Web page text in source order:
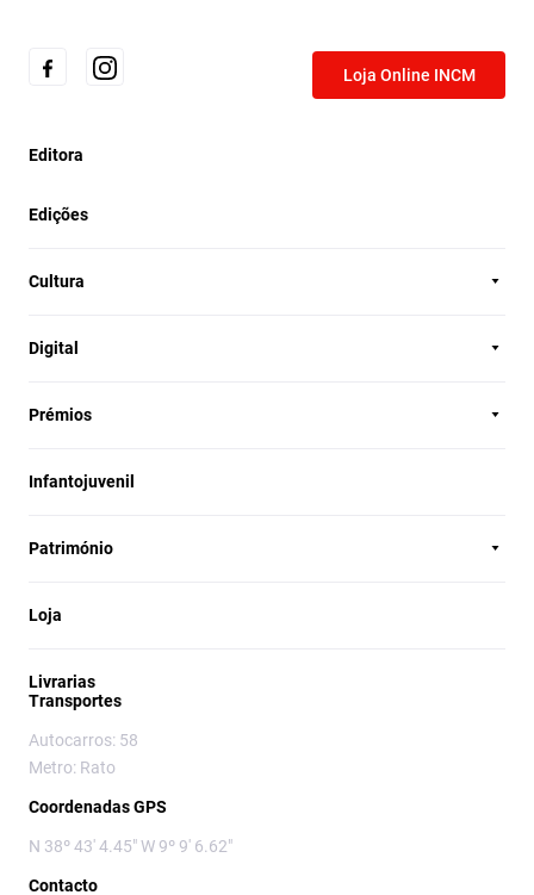
Loja Online INCM
Editora
Edições
Cultura
Digital
Prémios
Infantojuvenil
Património
Loja
Livrarias
Transportes
Autocarros: 58
Metro: Rato
Coordenadas GPS
N 38º 43' 4.45" W 9º 9' 6.62"
Contacto